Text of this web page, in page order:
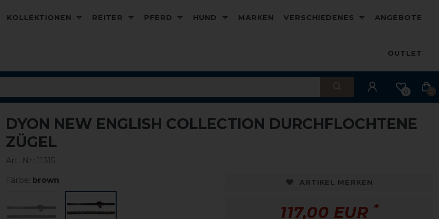
KOLLEKTIONEN REITER PFERD HUND MARKEN VERSCHIEDENES ANGEBOTE
OUTLET
0 0
DYON NEW ENGLISH COLLECTION DURCHFLOCHTENE
ZÜGEL
Art.-Nr.: 11315
Farbe: brown ARTIKEL MERKEN
117,00 EUR *